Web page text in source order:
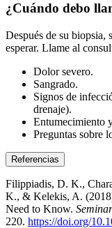
¿Cuándo debo
Después de su biopsia,
esperar. Llame al
Dolor severo.
Sangrado.
Signos de
drenaje).
Entumecimiento
Preguntas sobre
Referencias
Filippiadis, D. K.,
K., & Kelekis, A.
Need to Know.
220. https://doi.org/